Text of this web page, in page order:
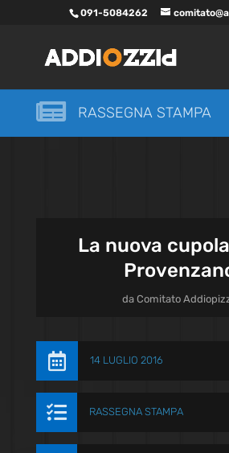
091-5084262
 RASSEGNA STAMPA
La nuova
daComitato
 14 LUGLIO 2016
 RASSEGNA STAMPA